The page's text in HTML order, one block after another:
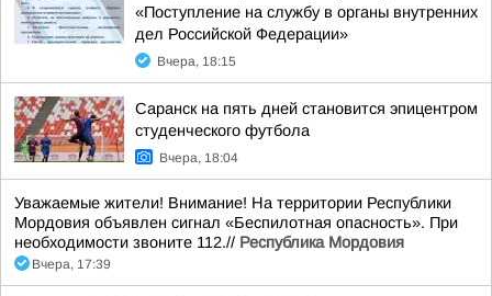
«Поступление на службу в органы внутренних
дел Российской Федерации»
Вчера, 18:15
Саранск на пять дней становится эпицентром
студенческого футбола
Вчера, 18:04
Уважаемые жители! Внимание! На территории Республики
Мордовия объявлен сигнал «Беспилотная опасность». При
необходимости звоните 112.// Республика Мордовия
Вчера, 17:39